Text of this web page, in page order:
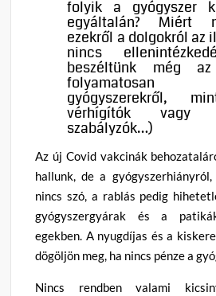
folyik a gyógyszer
egyáltalán? Miért
ezekről a dolgokról az
nincs
beszéltünk még
gyógyszerekről,
vérhígítók vagy
szabályzók…)
Az új Covid vakcinák
hallunk, de a
nincs szó, a rablás pedig
gyógyszergyárak és a
egekben. A nyugdíjas és a
dögöljön meg, ha nincs pénze a
Nincs rendben valami